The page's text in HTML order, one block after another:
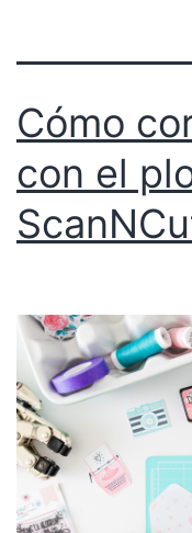
Cómo
con el